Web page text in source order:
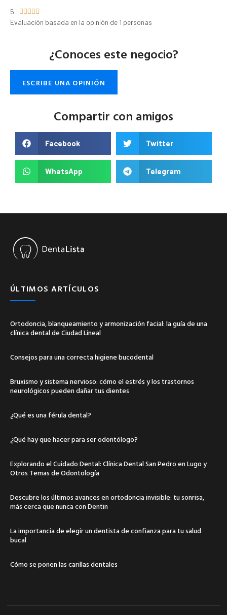
5     
Evaluación basada en la opinión de 1 personas
¿Conoces este negocio?
ESCRIBE UNA OPINIÓN
Compartir con amigos
Facebook Twitter
WhatsApp Telegram
ÚLTIMOS ARTÍCULOS
Ortodoncia, blanqueamiento y armonización facial: la guía de una
clínica dental de Ciudad Lineal
Consejos para una correcta higiene bucodental
Bruxismo y sistema nervioso: cómo el estrés y los trastornos
neurológicos pueden dañar tus dientes
¿Qué es una férula dental?
¿Qué hay que hacer para ser odontólogo?
Explorando el Cuidado Dental: Clínica Dental San Pedro en Lugo y
Otros Temas de Odontología
Descubre los últimos avances en ortodoncia invisible: tu sonrisa,
más cerca que nunca con Dentin
La importancia de elegir un dentista de confianza para tu salud
bucal
Cómo se ponen las carillas dentales